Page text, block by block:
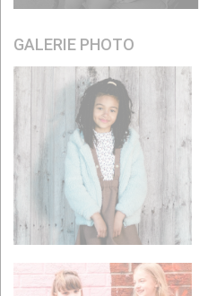
GALERIE PHOTO